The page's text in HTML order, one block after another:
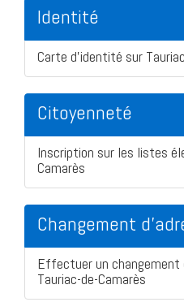
Identité
Carte d'identité sur
Citoyenneté
Inscription sur les listes
Camarès
Changement
Effectuer un
Tauriac-de-Camarès